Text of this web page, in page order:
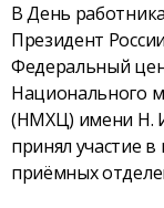
В День
Президент
Федеральный
Национального
(НМХЦ) имени Н.
принял участие
приёмных